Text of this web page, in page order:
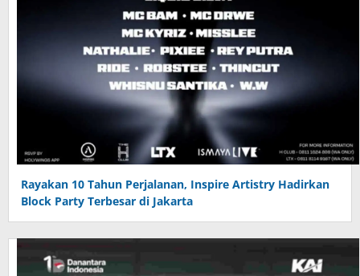
Rayakan 10 Tahun Perjalanan, Inspire Artistry Hadirkan
Block Party Terbesar di Jakarta